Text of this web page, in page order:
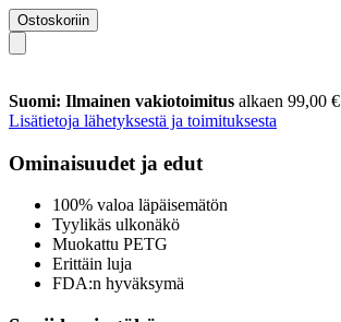
Ostoskoriin
Suomi: Ilmainen vakiotoimitus alkaen 99,00 €
Lisätietoja lähetyksestä ja toimituksesta
Ominaisuudet ja edut
100% valoa läpäisemätön
Tyylikäs ulkonäkö
Muokattu PETG
Erittäin luja
FDA:n hyväksymä